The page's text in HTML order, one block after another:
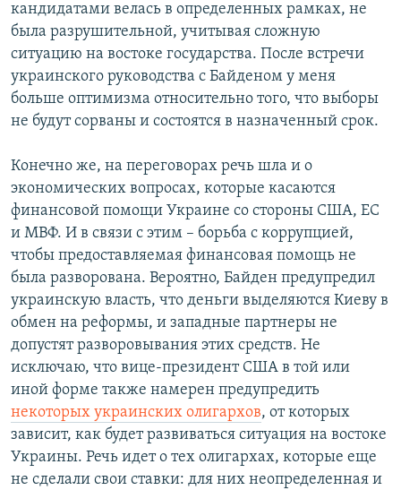
кандидатами велась в определенных рамках, не
была разрушительной, учитывая сложную
ситуацию на востоке государства. После встречи
украинского руководства с Байденом у меня
больше оптимизма относительно того, что выборы
не будут сорваны и состоятся в назначенный срок.
Конечно же, на переговорах речь шла и о
экономических вопросах, которые касаются
финансовой помощи Украине со стороны США, ЕС
и МВФ. И в связи с этим – борьба с коррупцией,
чтобы предоставляемая финансовая помощь не
была разворована. Вероятно, Байден предупредил
украинскую власть, что деньги выделяются Киеву в
обмен на реформы, и западные партнеры не
допустят разворовывания этих средств. Не
исключаю, что вице-президент США в той или
иной форме также намерен предупредить
некоторых украинских олигархов, от которых
зависит, как будет развиваться ситуация на востоке
Украины. Речь идет о тех олигархах, которые еще
не сделали свои ставки: для них неопределенная и